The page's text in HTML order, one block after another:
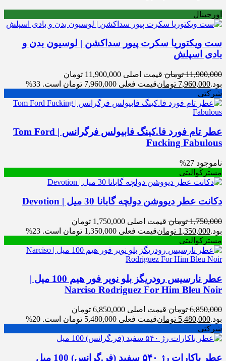
اورجینال
ست ویکتوریا سکرت پیور سداکشن | لوسیون بدن و
بادی اسپلش
11,900,000 تومان
قیمت اصلی 11,900,000 تومان
بود.7,960,000 تومانقیمت فعلی 7,960,000 تومان است.
33%
شرکتی
عطر تام فورد فا.کینگ فابیولس فرگرانس | Tom Ford
Fucking Fabulous
ناموجود 27%
مسترکوالیتی
دکانت عطر دیووشن دولچه گابانا 30 میل | Devotion
1,750,000 تومان
قیمت اصلی 1,750,000 تومان
بود.1,350,000 تومانقیمت فعلی 1,350,000 تومان است.
23%
مسترکوالیتی
عطر نارسیس رودریگز بلو نویر فور هیم 100 میل |
Narciso Rodriguez For Him Bleu Noir
6,850,000 تومان
قیمت اصلی 6,850,000 تومان
بود.5,480,000 تومانقیمت فعلی 5,480,000 تومان است.
20%
شرکتی
عطر باکارات رژ ۵۴۰ سفید (فر.گرانس) 100 میل